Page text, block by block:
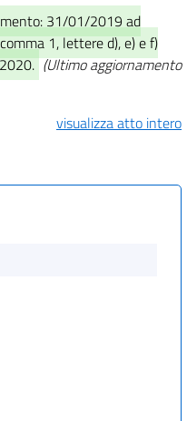
31/01/2019 ad
1, lettere d), e) e f)
(Ultimo aggiornamento
visualizza atto intero